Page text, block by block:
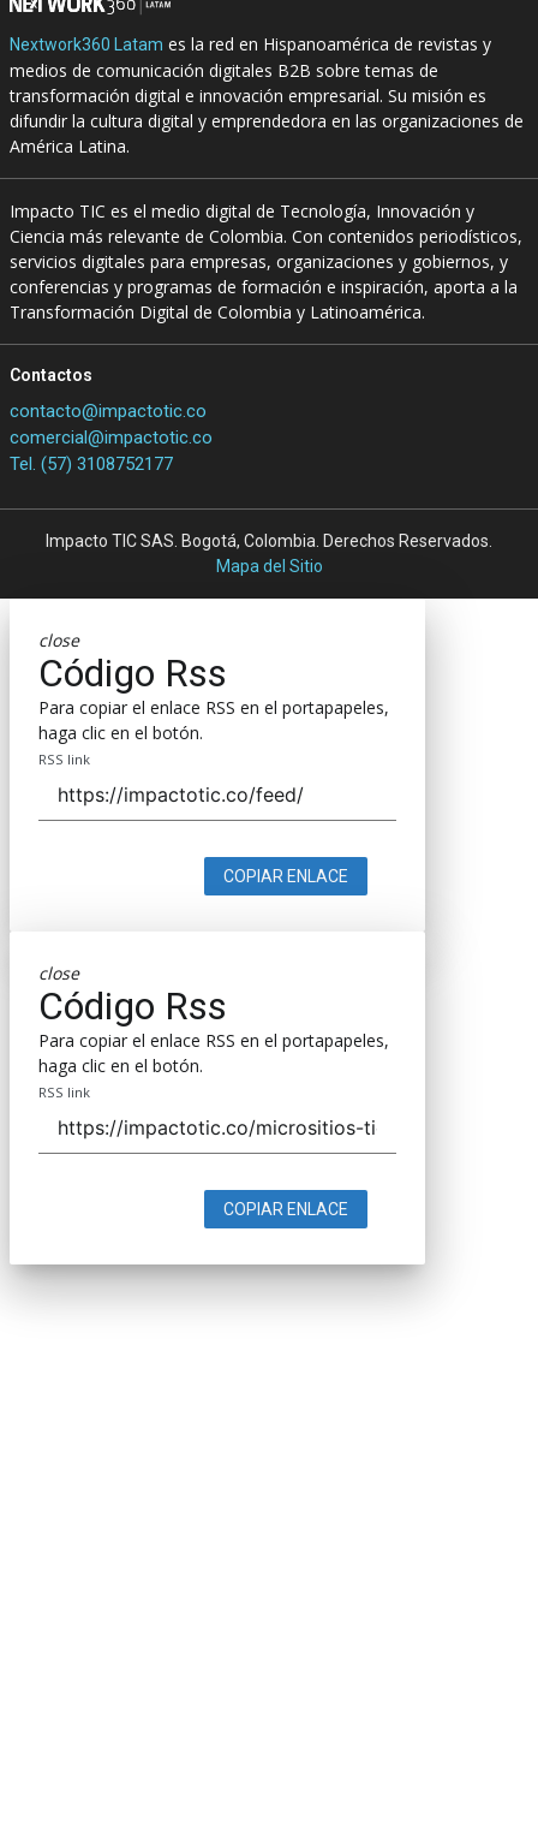
Nextwork360 Latam es la red en Hispanoamérica de revistas y
medios de comunicación digitales B2B sobre temas de
transformación digital e innovación empresarial. Su misión es
difundir la cultura digital y emprendedora en las organizaciones de
América Latina.
Impacto TIC es el medio digital de Tecnología, Innovación y
Ciencia más relevante de Colombia. Con contenidos periodísticos,
servicios digitales para empresas, organizaciones y gobiernos, y
conferencias y programas de formación e inspiración, aporta a la
Transformación Digital de Colombia y Latinoamérica.
Contactos
contacto@impactotic.co
comercial@impactotic.co
Tel. (57) 3108752177
Impacto TIC SAS. Bogotá, Colombia. Derechos Reservados.
Mapa del Sitio
close
Código Rss
Para copiar el enlace RSS en el portapapeles,
haga clic en el botón.
RSS link
COPIAR ENLACE
close
Código Rss
Para copiar el enlace RSS en el portapapeles,
haga clic en el botón.
RSS link
COPIAR ENLACE